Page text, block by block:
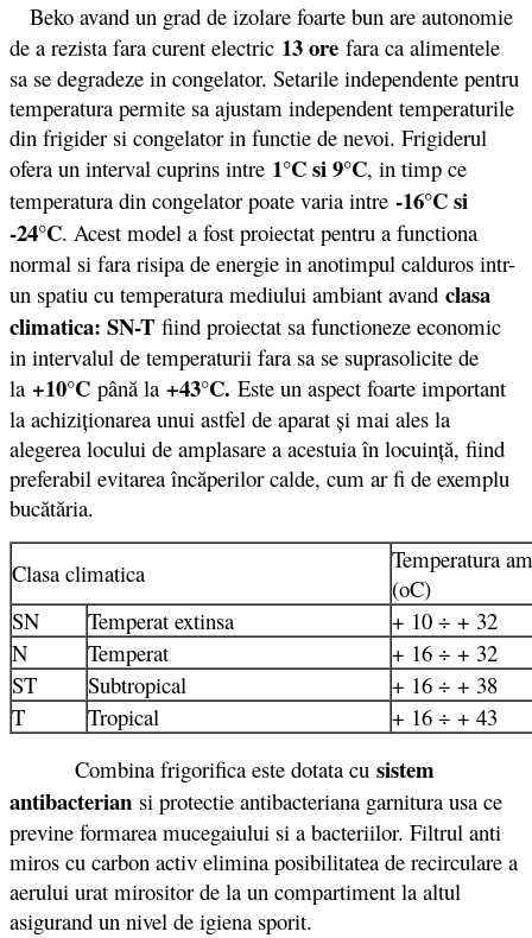
Beko avand un grad de izolare foarte bun are autonomie
de a rezista fara curent electric 13 ore fara ca alimentele
sa se degradeze in congelator. Setarile independente pentru
temperatura permite sa ajustam independent temperaturile
din frigider si congelator in functie de nevoi. Frigiderul
ofera un interval cuprins intre 1°C si 9°C, in timp ce
temperatura din congelator poate varia intre -16°C si
-24°C. Acest model a fost proiectat pentru a functiona
normal si fara risipa de energie in anotimpul calduros intr-
un spatiu cu temperatura mediului ambiant avand clasa
climatica: SN-T fiind proiectat sa functioneze economic
in intervalul de temperaturii fara sa se suprasolicite de
la +10°C până la +43°C. Este un aspect foarte important
la achiziţionarea unui astfel de aparat şi mai ales la
alegerea locului de amplasare a acestuia în locuinţă, fiind
preferabil evitarea încăperilor calde, cum ar fi de exemplu
bucătăria.
Clasa climatica
Temperatura
(oC)
SN
Temperat extinsa
+ 10 ÷ + 32
N
Temperat
+ 16 ÷ + 32
ST
Subtropical
+ 16 ÷ + 38
T
Tropical
+ 16 ÷ + 43
Combina frigorifica este dotata cu sistem
antibacterian si protectie antibacteriana garnitura usa ce
previne formarea mucegaiului si a bacteriilor. Filtrul anti
miros cu carbon activ elimina posibilitatea de recirculare a
aerului urat mirositor de la un compartiment la altul
asigurand un nivel de igiena sporit.